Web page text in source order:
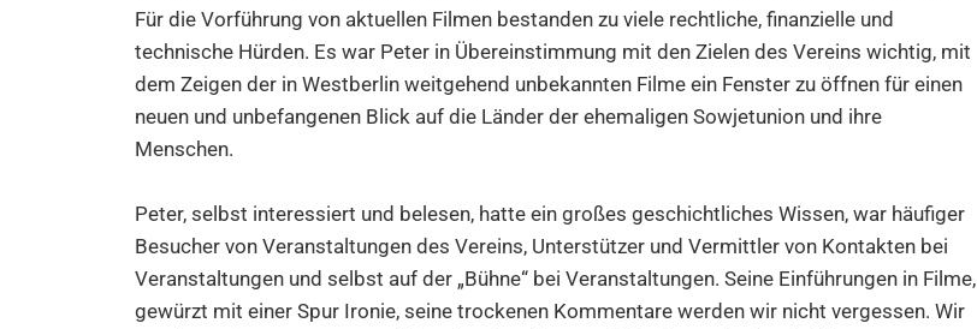
Für die Vorführung von aktuellen Filmen bestanden zu viele rechtliche, finanzielle und
technische Hürden. Es war Peter in Übereinstimmung mit den Zielen des Vereins wichtig, mit
dem Zeigen der in Westberlin weitgehend unbekannten Filme ein Fenster zu öffnen für einen
neuen und unbefangenen Blick auf die Länder der ehemaligen Sowjetunion und ihre
Menschen.
Peter, selbst interessiert und belesen, hatte ein großes geschichtliches Wissen, war häufiger
Besucher von Veranstaltungen des Vereins, Unterstützer und Vermittler von Kontakten bei
Veranstaltungen und selbst auf der „Bühne“ bei Veranstaltungen. Seine Einführungen in Filme,
gewürzt mit einer Spur Ironie, seine trockenen Kommentare werden wir nicht vergessen. Wir